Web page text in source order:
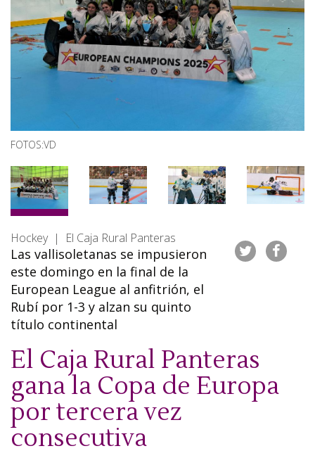
FOTOS:VD
Hockey | El Caja Rural Panteras
Las vallisoletanas se impusieron
este domingo en la final de la
European League al anfitrión, el
Rubí por 1-3 y alzan su quinto
título continental
El Caja Rural Panteras
gana la Copa de Europa
por tercera vez
consecutiva